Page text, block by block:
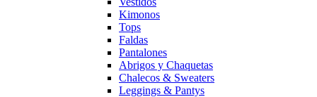
Kimonos
Tops
Faldas
Pantalones
Abrigos y Chaquetas
Chalecos & Sweaters
Leggings & Pantys